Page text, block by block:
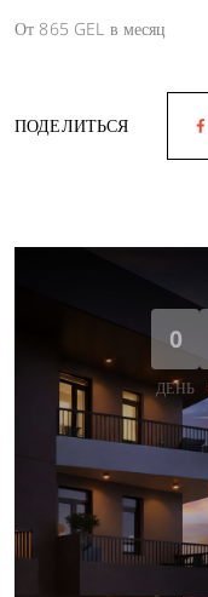
От 865 GEL в месяц
ПОДЕЛИТЬСЯ
0
ДЕНЬ